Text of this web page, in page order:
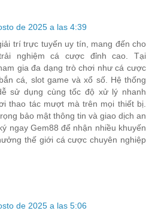
de 2025 a las 4:39
trí trực tuyến uy tín, mang đến cho
nghiệm cá cược đỉnh cao. Tại
gia đa dạng trò chơi như cá cược
cá, slot game và xổ số. Hệ thống
sử dụng cùng tốc độ xử lý nhanh
thao tác mượt mà trên mọi thiết bị.
bảo mật thông tin và giao dịch an
ngay Gem88 để nhận nhiều khuyến
thế giới cá cược chuyên nghiệp
de 2025 a las 5:06